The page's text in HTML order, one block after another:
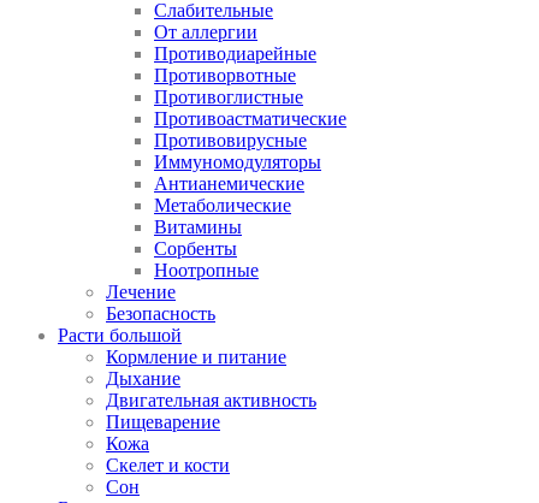
Слабительные
От аллергии
Противодиарейные
Противорвотные
Противоглистные
Противоастматические
Противовирусные
Иммуномодуляторы
Антианемические
Метаболические
Витамины
Сорбенты
Ноотропные
Лечение
Безопасность
Расти большой
Кормление и питание
Дыхание
Двигательная активность
Пищеварение
Кожа
Скелет и кости
Сон